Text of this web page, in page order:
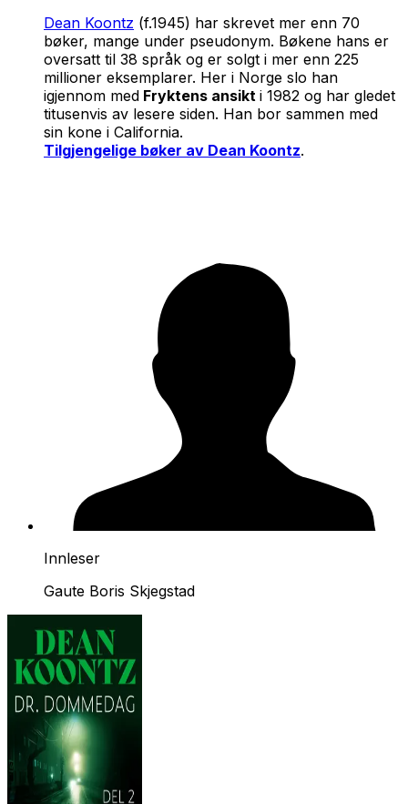
Dean Koontz (f.1945) har skrevet mer enn 70
bøker, mange under pseudonym. Bøkene hans er
oversatt til 38 språk og er solgt i mer enn 225
millioner eksemplarer. Her i Norge slo han
igjennom med Fryktens ansikt i 1982 og har gledet
titusenvis av lesere siden. Han bor sammen med
sin kone i California.
Tilgjengelige bøker av Dean Koontz.
Innleser
Gaute Boris Skjegstad